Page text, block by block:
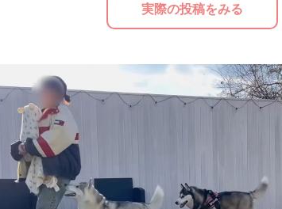
実際の投稿をみる